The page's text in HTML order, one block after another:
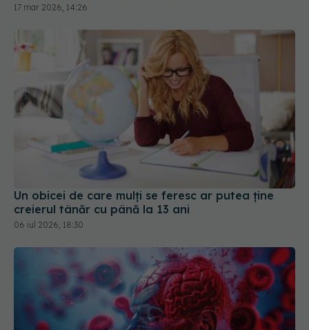
17 mar 2026, 14:26
Un obicei de care mulți se feresc ar putea ține
creierul tânăr cu până la 13 ani
06 iul 2026, 18:30